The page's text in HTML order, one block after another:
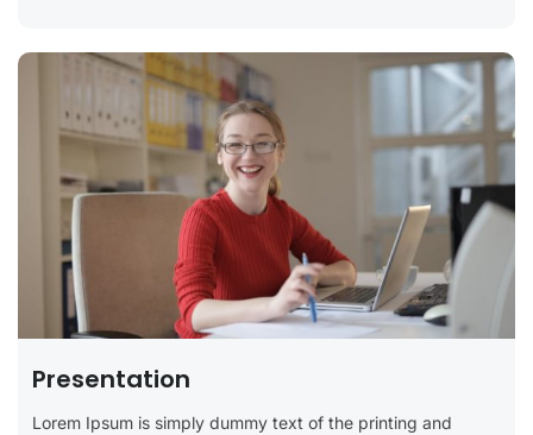
Presentation
Lorem Ipsum is simply dummy text of the printing and